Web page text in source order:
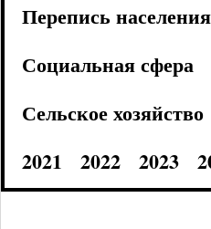
Перепись населения
Социальная сфера
Сельское хозяйство
2021
2022 2023